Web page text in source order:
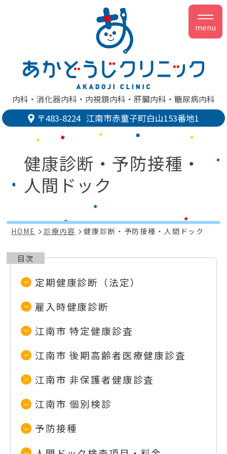
内科 消化器内科 内視鏡内科 肝臓内科 糖尿病内科
〒483-8224 江南市赤童子町白山153番地1
menu
健康診断・予防接種・
人間ドック
HOME 診療内容 健康診断・予防接種・人間ドック
定期健康診断（法定）
雇入時健康診断
江南市 特定健康診査
江南市 後期高齢者医療健康診査
江南市 非保護者健康診査
江南市 個別検診
予防接種